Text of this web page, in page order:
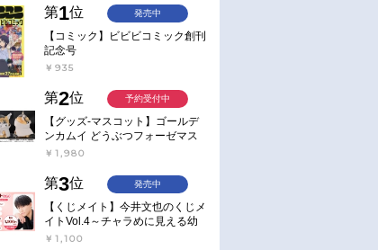
第1位
【コミック】ビビビコミック創刊
記念号
￥935
発売中
第2位
【グッズ-マスコット】ゴールデ
ンカムイ どうぶつフォーゼマス
コット 4.尾形百之助【再販】
￥1,980
予約受付中
第3位
【くじメイト】今井文也のくじメ
イトVol.4～チャラめに見える幼
馴染、実は一途で独占欲が強いん
￥1,100
発売中